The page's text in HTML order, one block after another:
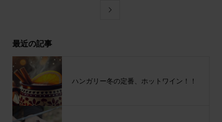

最近の記事
ハンガリー冬の定番、ホットワイン！！